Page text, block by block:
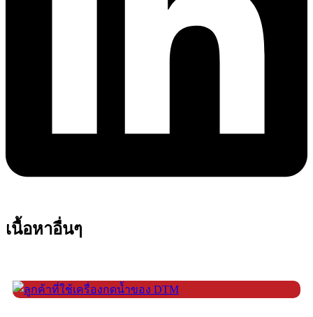
เนื้อหาอื่นๆ